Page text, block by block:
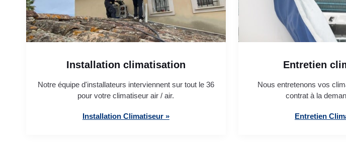
Installation climatisation
Notre équipe d'installateurs interviennent sur tout le 36
pour votre climatiseur air / air.
Installation Climatiseur »
Entretien
Nous entretenons vos
contrat à la
Entretien